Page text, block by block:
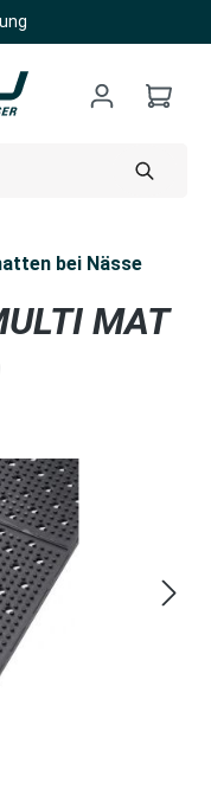
bei Nässe
MAT